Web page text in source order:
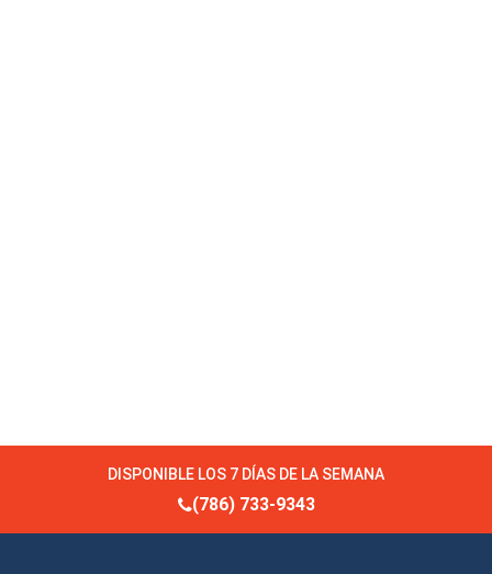
DISPONIBLE LOS 7 DÍAS DE LA SEMANA
(786) 733-9343